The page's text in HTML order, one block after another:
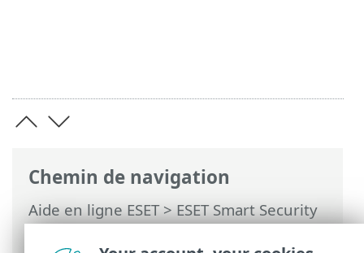
Chemin de navigation
Aide en ligne ESET>ESET Smart Security
Premium>Utilisation d'ESET Smart